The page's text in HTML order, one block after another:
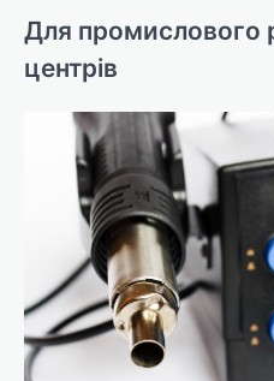
Для промислового
центрів